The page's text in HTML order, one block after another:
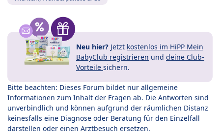
Neu hier? Jetzt kostenlos im HiPP Mein
BabyClub registrieren und deine Club-
Vorteile sichern.
Bitte beachten: Dieses Forum bildet nur allgemeine
Informationen zum Inhalt der Fragen ab. Die Antworten sind
unverbindlich und können aufgrund der räumlichen Distanz
keinesfalls eine Diagnose oder Beratung für den Einzelfall
darstellen oder einen Arztbesuch ersetzen.